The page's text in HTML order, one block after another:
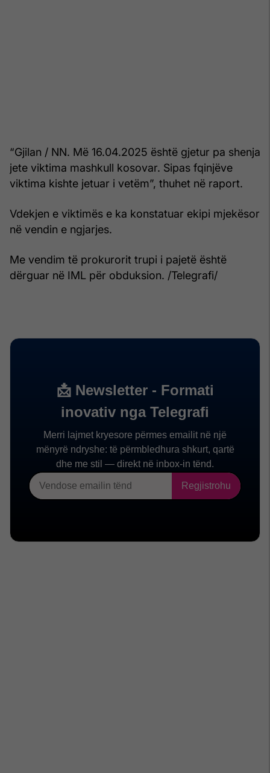
“Gjilan / NN. Më 16.04.2025 është gjetur pa shenja
jete viktima mashkull kosovar. Sipas fqinjëve
viktima kishte jetuar i vetëm”, thuhet në raport.
Vdekjen e viktimës e ka konstatuar ekipi mjekësor
në vendin e ngjarjes.
Me vendim të prokurorit trupi i pajetë është
dërguar në IML për obduksion. /Telegrafi/